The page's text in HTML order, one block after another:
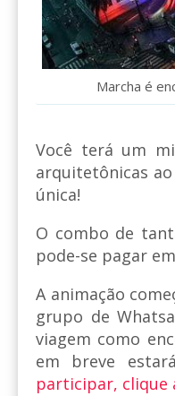
Marcha é
Você terá um
arquitetônicas
única!
O combo de
pode-se pagar
A animação
grupo de
viagem como
em breve
participar, clique